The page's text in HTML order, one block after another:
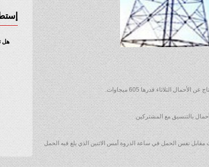
هل
الثلاثاء قدرها 605 ميجاوات.
بالتنسيق مع المشتركين.
نشرته اليومية – أن أقصى حمل الثلاثاء من المتوقع أن يبلغ 25600 ميجاوات مقابل نفس الحمل في ساعة الذروة أمس الاثنين الذي بلغ فيه الحمل